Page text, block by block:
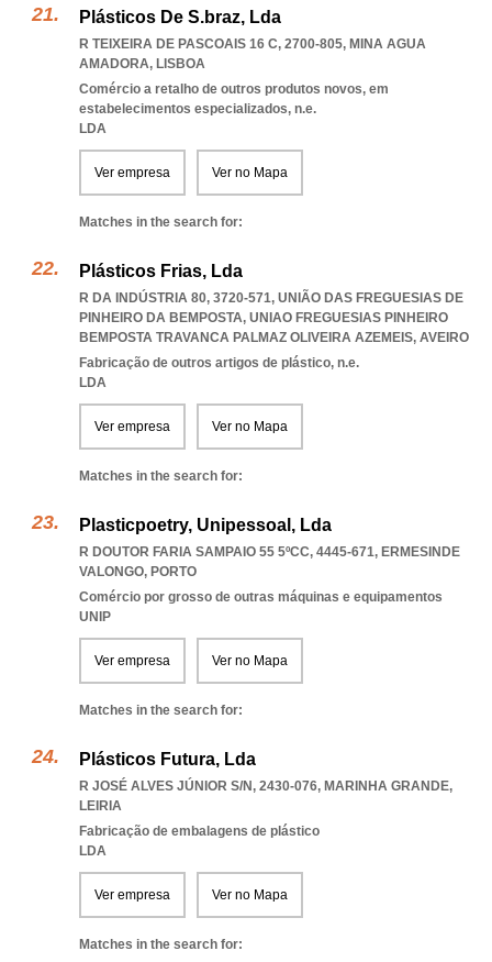
Plásticos De S.braz, Lda
R TEIXEIRA DE PASCOAIS 16 C, 2700-805, MINA AGUA
AMADORA, LISBOA
Comércio a retalho de outros produtos novos, em
estabelecimentos especializados, n.e.
LDA
Ver empresa Ver no Mapa
Matches in the search for:
Plásticos Frias, Lda
R DA INDÚSTRIA 80, 3720-571, UNIÃO DAS FREGUESIAS DE
PINHEIRO DA BEMPOSTA, UNIAO FREGUESIAS PINHEIRO
BEMPOSTA TRAVANCA PALMAZ OLIVEIRA AZEMEIS, AVEIRO
Fabricação de outros artigos de plástico, n.e.
LDA
Ver empresa Ver no Mapa
Matches in the search for:
Plasticpoetry, Unipessoal, Lda
R DOUTOR FARIA SAMPAIO 55 5ºCC, 4445-671, ERMESINDE
VALONGO, PORTO
Comércio por grosso de outras máquinas e equipamentos
UNIP
Ver empresa Ver no Mapa
Matches in the search for:
Plásticos Futura, Lda
R JOSÉ ALVES JÚNIOR S/N, 2430-076, MARINHA GRANDE,
LEIRIA
Fabricação de embalagens de plástico
LDA
Ver empresa Ver no Mapa
Matches in the search for: